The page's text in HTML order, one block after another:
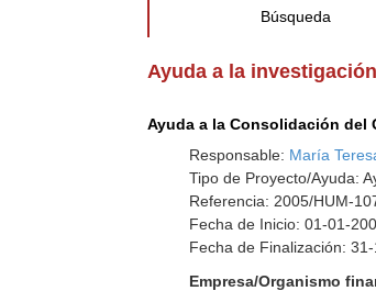
Búsqueda
Ayuda a la investigación
Ayuda a la Consolidación del
Responsable: María
Tipo de Proyecto/Ayuda:
Referencia: 2005/HUM-
Fecha de Inicio: 01-01-
Fecha de Finalización:
Empresa/Organismo